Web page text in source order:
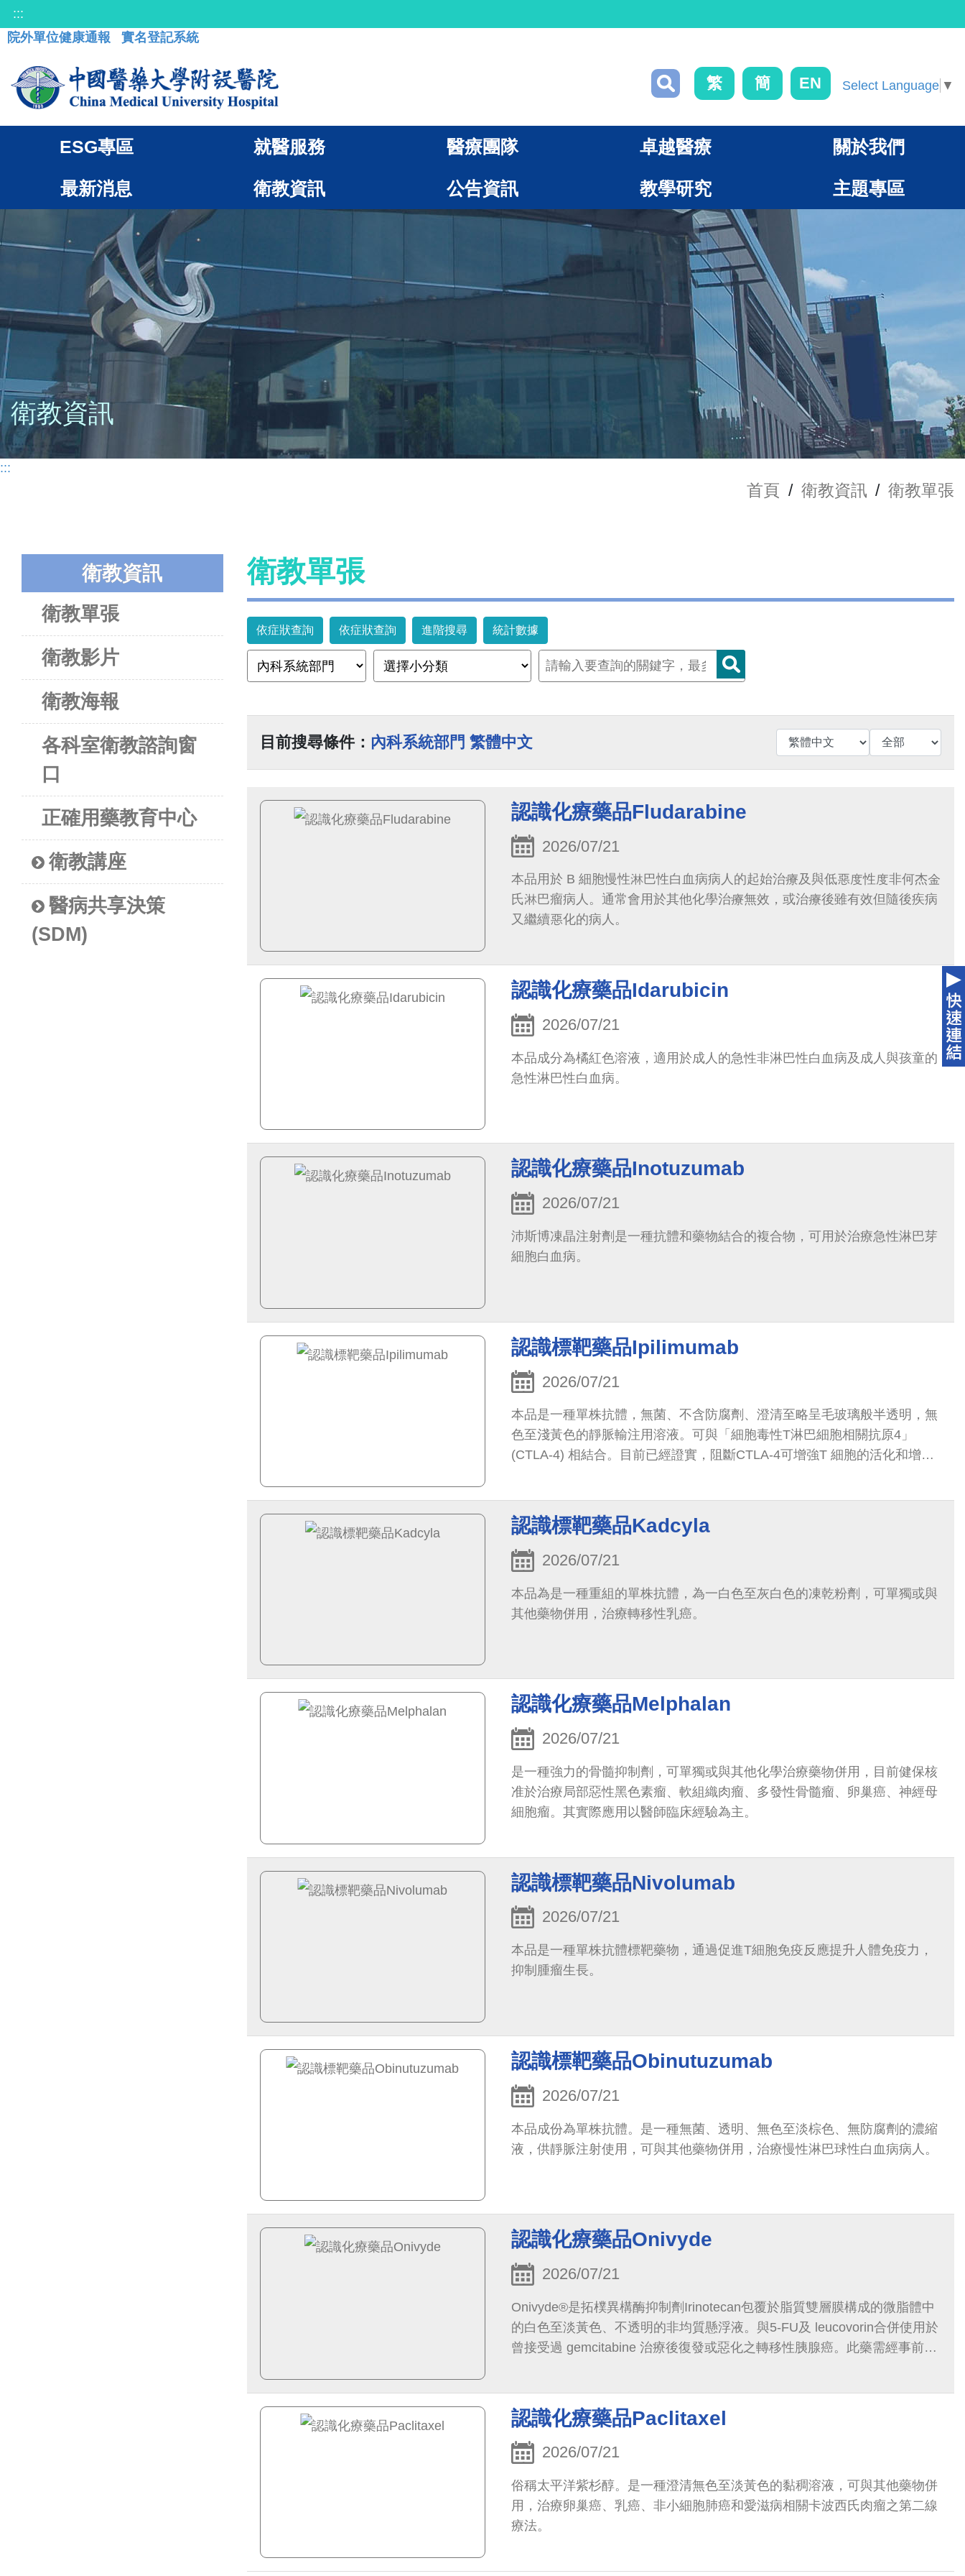
:::
院外單位健康通報
實名登記系統
繁 簡 EN Select Language ▼
ESG專區 就醫服務 醫療團隊 卓越醫療 關於我們
最新消息 衛教資訊 公告資訊 教學研究 主題專區
衛教資訊
:::
首頁 / 衛教資訊 / 衛教單張
衛教資訊
衛教單張
衛教影片
衛教海報
各科室衛教諮詢窗
口
正確用藥教育中心
衛教講座
醫病共享決策
(SDM)
衛教單張
依症狀查詢 依症狀查詢 進階搜尋 統計數據
目前搜尋條件： 內科系統部門 繁體中文
認識化療藥品Fludarabine
2026/07/21
本品用於 B 細胞慢性淋巴性白血病病人的起始治療及與低惡度性度非何杰金
氏淋巴瘤病人。通常會用於其他化學治療無效，或治療後雖有效但隨後疾病
又繼續惡化的病人。
認識化療藥品Idarubicin
2026/07/21
本品成分為橘紅色溶液，適用於成人的急性非淋巴性白血病及成人與孩童的
急性淋巴性白血病。
認識化療藥品Inotuzumab
2026/07/21
沛斯博凍晶注射劑是一種抗體和藥物結合的複合物，可用於治療急性淋巴芽
細胞白血病。
認識標靶藥品Ipilimumab
2026/07/21
本品是一種單株抗體，無菌、不含防腐劑、澄清至略呈毛玻璃般半透明，無
色至淺黃色的靜脈輸注用溶液。可與「細胞毒性T淋巴細胞相關抗原4」
(CTLA-4) 相結合。目前已經證實，阻斷CTLA-4可增強T 細胞的活化和增
認識標靶藥品Kadcyla
2026/07/21
本品為是一種重組的單株抗體，為一白色至灰白色的凍乾粉劑，可單獨或與
其他藥物併用，治療轉移性乳癌。
認識化療藥品Melphalan
2026/07/21
是一種強力的骨髓抑制劑，可單獨或與其他化學治療藥物併用，目前健保核
准於治療局部惡性黑色素瘤、軟組織肉瘤、多發性骨髓瘤、卵巢癌、神經母
細胞瘤。其實際應用以醫師臨床經驗為主。
認識標靶藥品Nivolumab
2026/07/21
本品是一種單株抗體標靶藥物，通過促進T細胞免疫反應提升人體免疫力，
抑制腫瘤生長。
認識標靶藥品Obinutuzumab
2026/07/21
本品成份為單株抗體。是一種無菌、透明、無色至淡棕色、無防腐劑的濃縮
液，供靜脈注射使用，可與其他藥物併用，治療慢性淋巴球性白血病病人。
認識化療藥品Onivyde
2026/07/21
Onivyde®是拓樸異構酶抑制劑Irinotecan包覆於脂質雙層膜構成的微脂體中
的白色至淡黃色、不透明的非均質懸浮液。與5-FU及 leucovorin合併使用於
曾接受過 gemcitabine 治療後復發或惡化之轉移性胰腺癌。此藥需經事前審
認識化療藥品Paclitaxel
2026/07/21
俗稱太平洋紫杉醇。是一種澄清無色至淡黃色的黏稠溶液，可與其他藥物併
用，治療卵巢癌、乳癌、非小細胞肺癌和愛滋病相關卡波西氏肉瘤之第二線
療法。